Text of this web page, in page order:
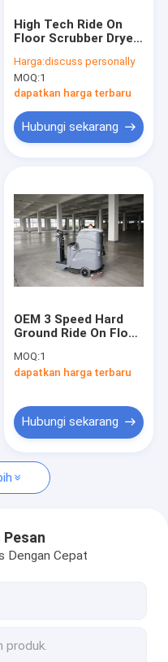
High Tech Ride On
Floor Scrubber Dryer
Machine With Four
Battery
Harga:discuss personally
MOQ:1
dapatkan harga terbaru
Hubungi sekarang
OEM 3 Speed Hard
Ground Ride On Floor
Zoom
MOQ:1
dapatkan harga terbaru
Hubungi sekarang
Pesan
Dengan Cepat